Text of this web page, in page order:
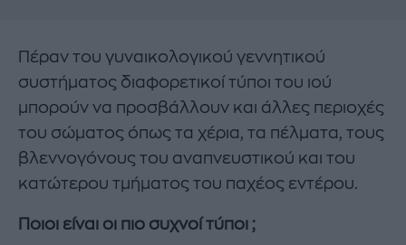
Πέραν του γυναικολογικού γεννητικού
συστήματος διαφορετικοί τύποι του ιού
μπορούν να προσβάλλουν και άλλες περιοχές
του σώματος όπως τα χέρια, τα πέλματα, τους
βλεννογόνους του αναπνευστικού και του
κατώτερου τμήματος του παχέος εντέρου.
Ποιοι είναι οι πιο συχνοί τύποι ;